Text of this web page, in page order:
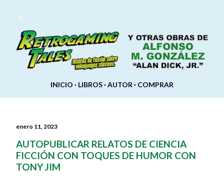
INICIO LIBROS AUTOR COMPRAR
enero 11, 2023
AUTOPUBLICAR RELATOS DE CIENCIA
FICCIÓN CON TOQUES DE HUMOR CON
TONY JIM